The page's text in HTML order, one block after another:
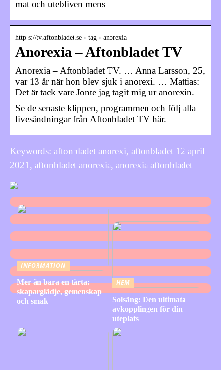
mat och utebliven mens
http s://tv.aftonbladet.se › tag › anorexia
Anorexia – Aftonbladet TV
Anorexia – Aftonbladet TV. … Anna Larsson, 25,
var 13 år när hon blev sjuk i anorexi. … Mattias:
Det är tack vare Jonte jag tagit mig ur anorexin.
Se de senaste klippen, programmen och följ alla
livesändningar från Aftonbladet TV här.
Keywords: aftonbladet anorexi, aftonbladet 12 april
2021, aftonbladet anorexia, anorexia aftonbladet
INFORMATION
Mer än bara en tårta:
skaparglädje, gemenskap
och smak
HEM
Solsäng: Den ultimata
avkopplingen för din
uteplats